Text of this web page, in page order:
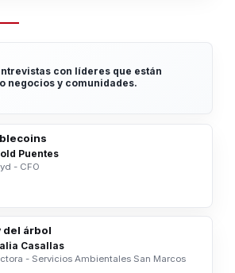
con líderes que están
negocios y comunidades.
Puentes
- CFO
del árbol
Casallas
- Servicios Ambientales San Marcos